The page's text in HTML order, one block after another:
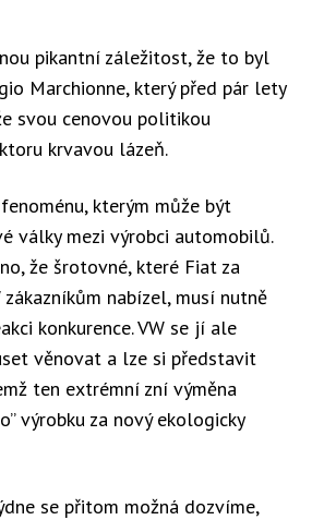
pikantní záležitost, že to byl
Marchionne, který před pár lety
svou cenovou politikou
krvavou lázeň.
kterým může být
války mezi výrobci automobilů.
že šrotovné, které Fiat za
nabízel, musí nutně
konkurence. VW se jí ale
věnovat a lze si představit
ten extrémní zní výměna
výrobku za nový ekologicky
se přitom možná dozvíme,